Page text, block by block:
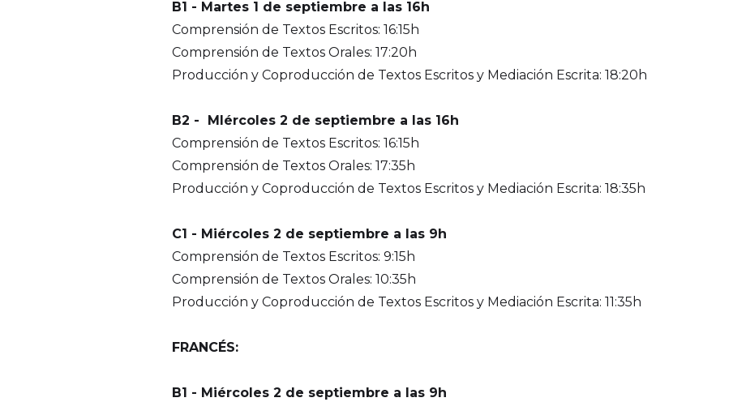
B1 - Martes 1 de septiembre a las 16h
Comprensión de Textos Escritos: 16:15h
Comprensión de Textos Orales: 17:20h
Producción y Coproducción de Textos Escritos y Mediación Escrita: 18:20h
B2 - MIércoles 2 de septiembre a las 16h
Comprensión de Textos Escritos: 16:15h
Comprensión de Textos Orales: 17:35h
Producción y Coproducción de Textos Escritos y Mediación Escrita: 18:35h
C1 - Miércoles 2 de septiembre a las 9h
Comprensión de Textos Escritos: 9:15h
Comprensión de Textos Orales: 10:35h
Producción y Coproducción de Textos Escritos y Mediación Escrita: 11:35h
FRANCÉS:
B1 - Miércoles 2 de septiembre a las 9h